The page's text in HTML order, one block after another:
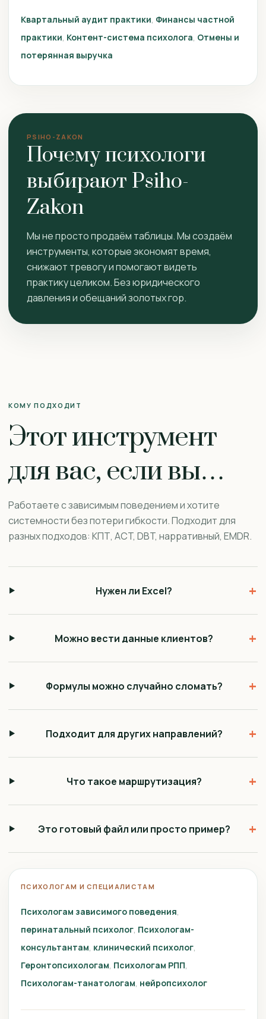
Квартальный аудит практики Финансы частной
практики Контент-система психолога Отмены и
потерянная выручка
PSIHO-ZAKON
Почему психологи
выбирают Psiho-
Zakon
Мы не просто продаём таблицы. Мы создаём
инструменты, которые экономят время,
снижают тревогу и помогают видеть
практику целиком. Без юридического
давления и обещаний золотых гор.
КОМУ ПОДХОДИТ
Этот инструмент
для вас, если вы…
Работаете с зависимым поведением и хотите
системности без потери гибкости. Подходит для
разных подходов: КПТ, ACT, DBT, нарративный, EMDR.
Нужен ли Excel? +
Можно вести данные клиентов? +
Формулы можно случайно сломать? +
Подходит для других направлений? +
Что такое маршрутизация? +
Это готовый файл или просто пример? +
ПСИХОЛОГАМ И СПЕЦИАЛИСТАМ
Психологам зависимого поведения
перинатальный психолог Психологам-
консультантам клинический психолог
Геронтопсихологам Психологам РПП
Психологам-танатологам нейропсихолог